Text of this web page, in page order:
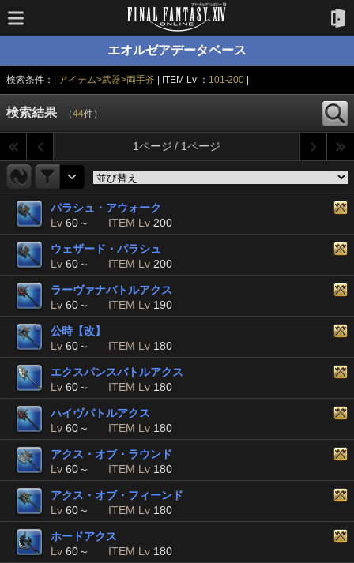
エオルゼアデータベース
検索条件：| アイテム>武器>両手斧 | ITEM Lv ： 101-200
検索結果 （44件）
1ページ / 1ページ
パラシュ・アウォーク
Lv 60～ ITEM Lv 200
ウェザード・パラシュ
Lv 60～ ITEM Lv 200
ラーヴァナバトルアクス
Lv 60～ ITEM Lv 190
公時【改】
Lv 60～ ITEM Lv 180
エクスパンスバトルアクス
Lv 60～ ITEM Lv 180
ハイヴバトルアクス
Lv 60～ ITEM Lv 180
アクス・オブ・ラウンド
Lv 60～ ITEM Lv 180
アクス・オブ・フィーンド
Lv 60～ ITEM Lv 180
ホードアクス
Lv 60～ ITEM Lv 180